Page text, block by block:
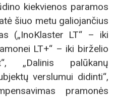
kiekvienos paramos
šiuo metu galiojančius
(„InoKlaster LT“ – iki
LT+“ – iki birželio
„Dalinis palūkanų
verslumui didinti“,
pramonės